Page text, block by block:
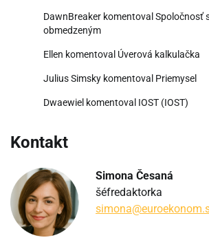
DawnBreaker komentovalSpoločnosť
obmedzeným
Ellen komentoval Úverová kalkulačka
Julius Simsky komentoval Priemysel
Dwaewiel komentoval IOST (IOST)
Kontakt
Simona Česaná
šéfredaktorka